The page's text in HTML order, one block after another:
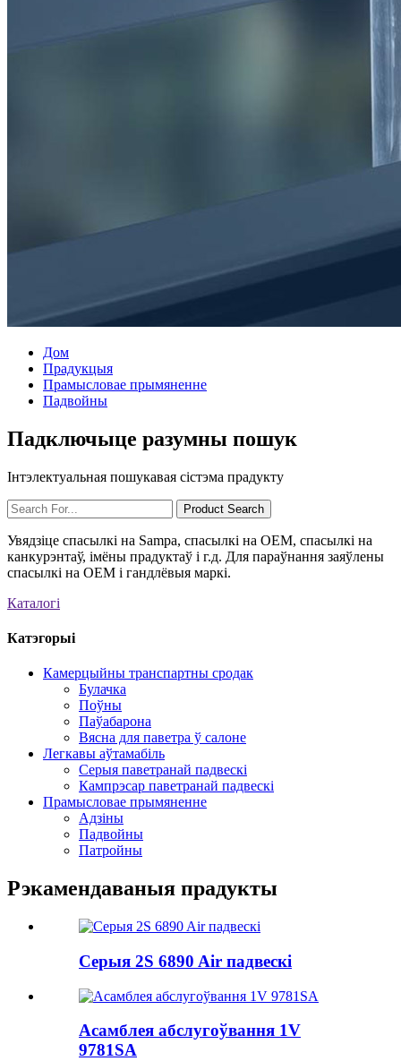
Дом
Прадукцыя
Прамысловае прымяненне
Падвойны
Падключыце разумны пошук
Інтэлектуальная пошукавая сістэма прадукту
Увядзіце спасылкі на Sampa, спасылкі на OEM, спасылкі на
канкурэнтаў, імёны прадуктаў і г.д. Для параўнання заяўлены
спасылкі на OEM і гандлёвыя маркі.
Каталогі
Катэгорыі
Камерцыйны транспартны сродак
Булачка
Поўны
Паўабарона
Вясна для паветра ў салоне
Легкавы аўтамабіль
Серыя паветранай падвескі
Кампрэсар паветранай падвескі
Прамысловае прымяненне
Адзіны
Падвойны
Патройны
Рэкамендаваныя прадукты
Серыя 2S 6890 Air падвескі
Асамблея абслугоўвання 1V
9781SA